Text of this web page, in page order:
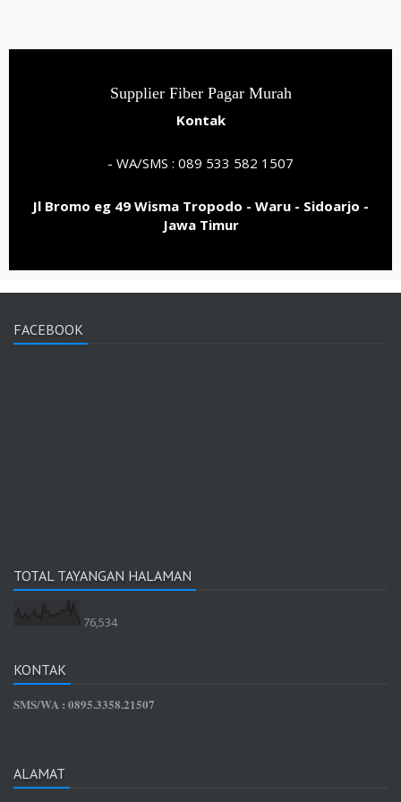
Supplier Fiber Pagar Murah
Kontak
- WA/SMS : 089 533 582 1507
Jl Bromo eg 49 Wisma Tropodo - Waru - Sidoarjo -
Jawa Timur
FACEBOOK
TOTAL TAYANGAN HALAMAN
76,534
KONTAK
SMS/WA : 0895.3358.21507
ALAMAT